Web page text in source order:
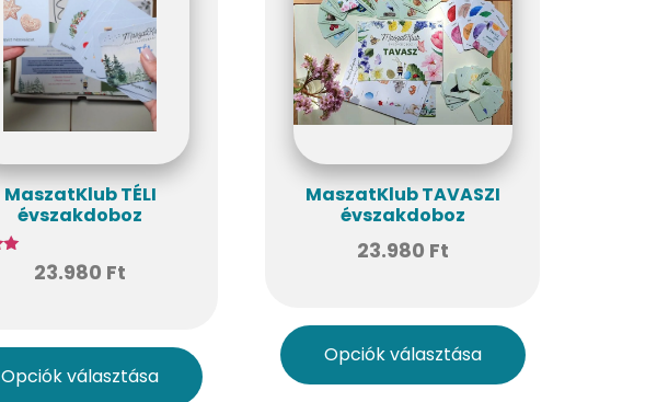
MaszatKlub TÉLI
évszakdoboz
23.980 Ft
Opciók választása
MaszatKlub TAVASZI
évszakdoboz
23.980 Ft
Opciók választása